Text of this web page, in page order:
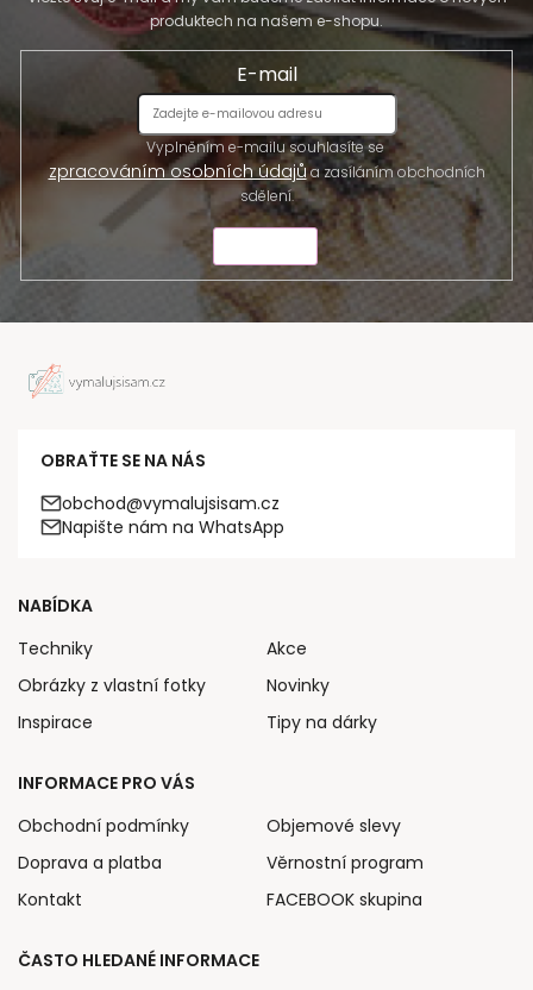
produktech na našem e-shopu.
E-mail
Vyplněním e-mailu souhlasíte se
zpracováním osobních údajůa zasíláním obchodních
sdělení.
OBRAŤTE SE NA NÁS
obchod@vymalujsisam.cz
Napište nám na WhatsApp
NABÍDKA
Techniky
Obrázky z vlastní fotky
Inspirace
Akce
Novinky
Tipy na dárky
INFORMACE PRO VÁS
Obchodní podmínky
Doprava a platba
Kontakt
Objemové slevy
Věrnostní program
FACEBOOK skupina
ČASTO HLEDANÉ INFORMACE